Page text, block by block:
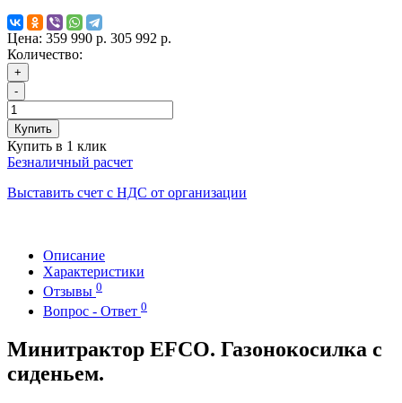
Цена: 359 990 р. 305 992 р.
Количество:
+
-
Купить
Купить в 1 клик
Безналичный расчет
Выставить счет с НДС от организации
Описание
Характеристики
Отзывы 0
Вопрос - Ответ 0
Минитрактор EFCO. Газонокосилка с
сиденьем.